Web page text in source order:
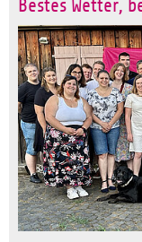
Bestes Wetter,